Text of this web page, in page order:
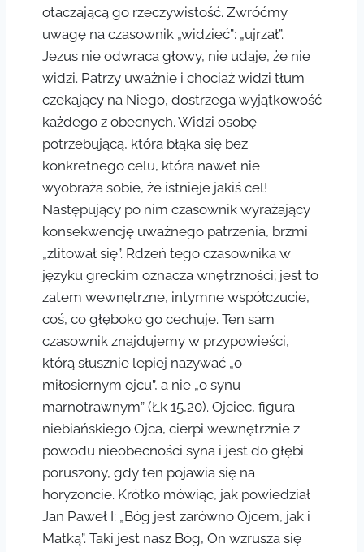
otaczającą go rzeczywistość. Zwróćmy
uwagę na czasownik „widzieć”: „ujrzał”.
Jezus nie odwraca głowy, nie udaje, że nie
widzi. Patrzy uważnie i chociaż widzi tłum
czekający na Niego, dostrzega wyjątkowość
każdego z obecnych. Widzi osobę
potrzebującą, która błąka się bez
konkretnego celu, która nawet nie
wyobraża sobie, że istnieje jakiś cel!
Następujący po nim czasownik wyrażający
konsekwencję uważnego patrzenia, brzmi
„zlitował się”. Rdzeń tego czasownika w
języku greckim oznacza wnętrzności; jest to
zatem wewnętrzne, intymne współczucie,
coś, co głęboko go cechuje. Ten sam
czasownik znajdujemy w przypowieści,
którą słusznie lepiej nazywać „o
miłosiernym ojcu”, a nie „o synu
marnotrawnym” (Łk 15,20). Ojciec, figura
niebiańskiego Ojca, cierpi wewnętrznie z
powodu nieobecności syna i jest do głębi
poruszony, gdy ten pojawia się na
horyzoncie. Krótko mówiąc, jak powiedział
Jan Paweł I: „Bóg jest zarówno Ojcem, jak i
Matką”. Taki jest nasz Bóg, On wzrusza się